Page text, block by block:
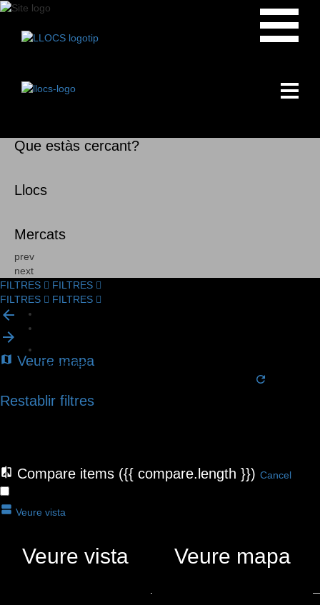
Que estàs cercant?
Llocs
Mercats
prev
next
FILTRES
FILTRES
FILTRES
FILTRES
Categories
Veure mapa
Restablir filtres
Compare items ({{ compare.length }}) Cancel
Veure vista
Veure vista Veure mapa